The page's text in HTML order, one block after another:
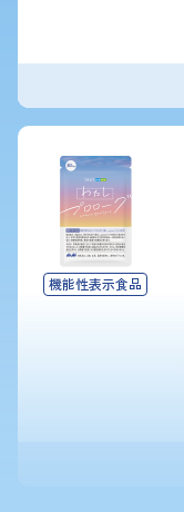
機能性表示食品